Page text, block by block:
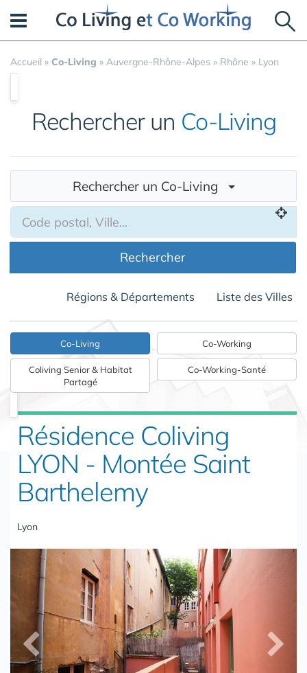
Accueil » Co-Living » Auvergne-Rhône-Alpes » Rhône » Lyon
Rechercher un Co-Living
Rechercher un Co-Living
Rechercher
Régions & Départements Liste des Villes
Co-Living
Coliving Senior & Habitat
Partagé
Co-Working
Co-Working-Santé
Résidence Coliving
LYON - Montée Saint
Barthelemy
Lyon
Panneau de gestion des cookies